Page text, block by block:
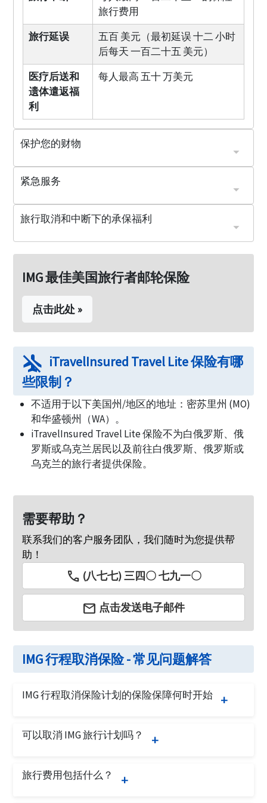
旅行费用
旅行延误
五百 美元（最初延误 十二 小时
后每天 一百二十五 美元）
医疗后送和
遗体遣返福
利
每人最高 五十 万美元
保护您的财物
紧急服务
旅行取消和中断下的承保福利
IMG 最佳美国旅行者邮轮保险
点击此处 »
airplanemode_inactive iTravelInsured Travel Lite 保险有哪
些限制？
不适用于以下美国州/地区的地址：密苏里州 (MO)
和华盛顿州（WA）。
iTravelInsured Travel Lite 保险不为白俄罗斯、俄
罗斯或乌克兰居民以及前往白俄罗斯、俄罗斯或
乌克兰的旅行者提供保险。
需要帮助？
联系我们的客户服务团队，我们随时为您提供帮
助！
call (八七七) 三四〇 七九一〇
email 点击发送电子邮件
IMG 行程取消保险 - 常见问题解答
IMG 行程取消保险计划的保险保障何时开始
取消保险计划将为旅行者提供保险，包括旅行出发
可以取消 IMG 旅行计划吗？
条件，则可以取消 IMG 计划：
旅行费用包括什么？